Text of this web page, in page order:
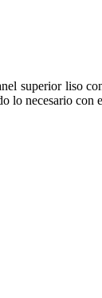
superior liso
lo necesario